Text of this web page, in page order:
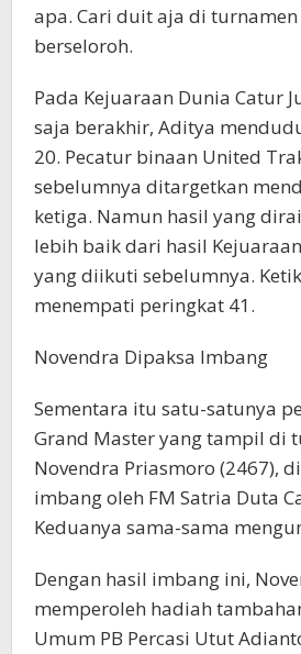
apa. Cari duit aja di turnamen
berseloroh.
Pada Kejuaraan Dunia Catur
saja berakhir, Aditya
20. Pecatur binaan United
sebelumnya ditargetkan
ketiga. Namun hasil yang
lebih baik dari hasil
yang diikuti sebelumnya.
menempati peringkat 41.
Novendra Dipaksa Imbang
Sementara itu satu-satunya
Grand Master yang tampil di
Novendra Priasmoro (2467),
imbang oleh FM Satria Duta
Keduanya sama-sama
Dengan hasil imbang ini,
memperoleh hadiah
Umum PB Percasi Utut